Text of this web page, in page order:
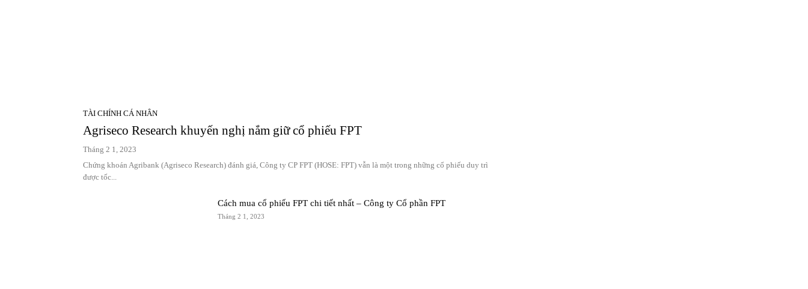
TÀI CHÍNH CÁ NHÂN
Agriseco Research khuyến nghị nắm giữ cổ phiếu FPT
Tháng 2 1, 2023
Chứng khoán Agribank (Agriseco Research) đánh giá, Công ty CP FPT (HOSE: FPT) vẫn là một trong những cổ phiếu duy trì
được tốc...
Cách mua cổ phiếu FPT chi tiết nhất – Công ty Cổ phần FPT
Tháng 2 1, 2023